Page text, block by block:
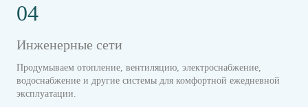
04
Инженерные сети
Продумываем отопление, вентиляцию, электроснабжение,
водоснабжение и другие системы для комфортной ежедневной
эксплуатации.